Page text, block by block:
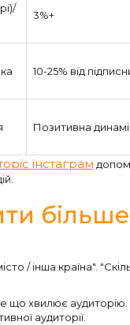
3%+
10-25% від
Позитивна
інстаграм
/ інша країна".
що хвилює
аудиторії.